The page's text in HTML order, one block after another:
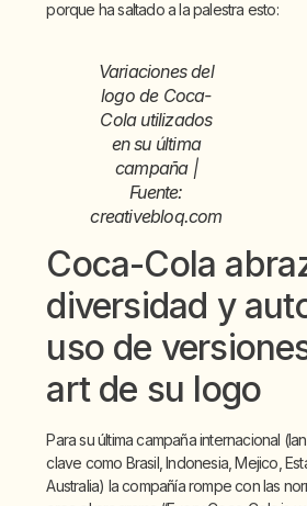
porque ha saltado a la palestra esto:
Variaciones del
logo de Coca-
Cola utilizados
en su última
campaña |
Fuente:
creativebloq.com
Coca-Cola
diversidad y
uso de
art de su logo
Para su última campaña internacional
clave como Brasil, Indonesia, Mejico,
Australia) la compañía rompe con las